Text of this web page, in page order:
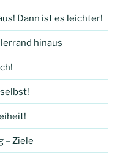
Dann ist es leichter!
hinaus
– Ziele